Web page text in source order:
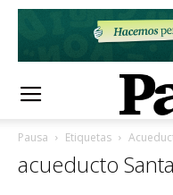
Pausa Etiquetas
acueducto